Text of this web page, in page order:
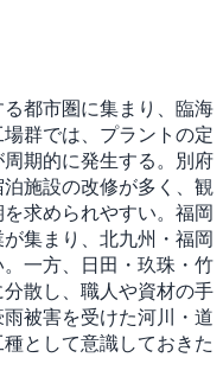
都市圏に集まり、臨海
群では、プラントの定
期的に発生する。別府
施設の改修が多く、観
求められやすい。福岡
集まり、北九州・福岡
一方、日田・玖珠・竹
散し、職人や資材の手
被害を受けた河川・道
として意識しておきた